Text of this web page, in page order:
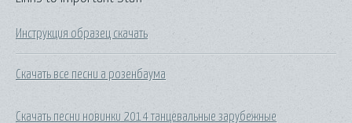
Инструкция образец скачать
Скачать все песни а розенбаума
Скачать песни новинки 2014 танцевальные зарубежные